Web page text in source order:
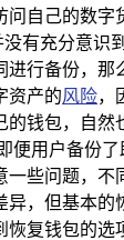
问自己的数字
没有充分意识
进行备份，那
资产的风险，
的钱包，自然
便用户备份
一些问题，不
异，但基本的
恢复钱包的选